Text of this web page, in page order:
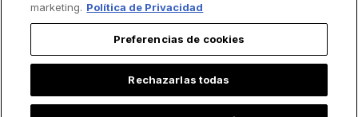
marketing. Política de Privacidad
Preferencias de cookies
Rechazarlas todas